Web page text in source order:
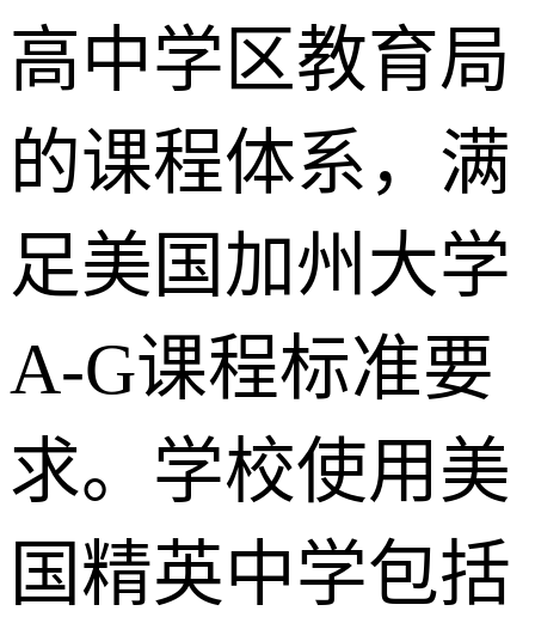
高中学区教育局
的课程体系，满
足美国加州大学
A-G课程标准要
求。学校使用美
国精英中学包括